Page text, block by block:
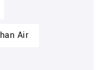
Air